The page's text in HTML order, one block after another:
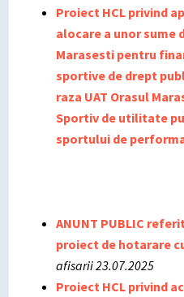
Proiect HCL privind
alocare a unor sume
Marasesti pentru
sportive de drept
raza UAT Orasul
Sportiv de utilitate
sportului de
ANUNT PUBLIC
proiect de hotarare
afisarii 23.07.2025
Proiect HCL privind